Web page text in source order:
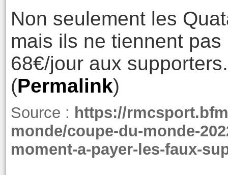
Non seulement les
mais ils ne tiennent
68€/jour aux supporters.
(Permalink)
Source : https://
monde/coupe-du-monde-
moment-a-payer-les-faux-